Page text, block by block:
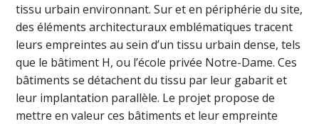
tissu urbain environnant. Sur et en périphérie du site,
des éléments architecturaux emblématiques tracent
leurs empreintes au sein d’un tissu urbain dense, tels
que le bâtiment H, ou l’école privée Notre-Dame. Ces
bâtiments se détachent du tissu par leur gabarit et
leur implantation parallèle. Le projet propose de
mettre en valeur ces bâtiments et leur empreinte